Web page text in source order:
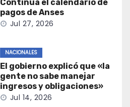
Continúa el calendario de
pagos de Anses
Jul 27, 2026
NACIONALES
El gobierno explicó que «la
gente no sabe manejar
ingresos y obligaciones»
Jul 14, 2026